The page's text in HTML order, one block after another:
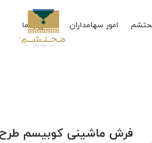
امور سهامداران تماس با ما